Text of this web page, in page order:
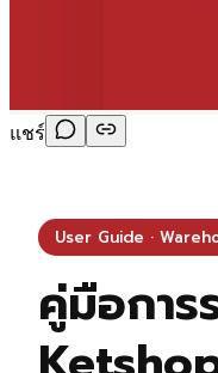
แชร์
User Guide ·
คู่มือการ